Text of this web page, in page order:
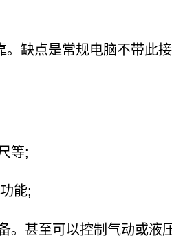
点是常规电脑不带此
等;
能;
甚至可以控制气动或液